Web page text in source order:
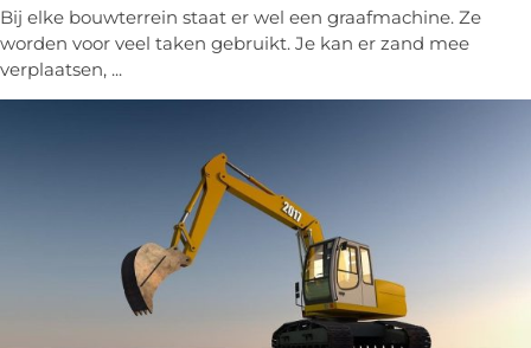
Bij elke bouwterrein staat er wel een graafmachine. Ze
worden voor veel taken gebruikt. Je kan er zand mee
verplaatsen, ...